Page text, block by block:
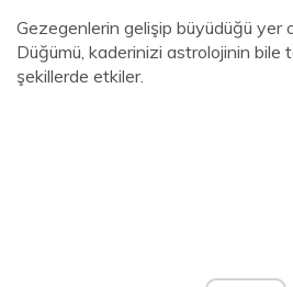
Gezegenlerin gelişip büyüdüğü yer
Düğümü, kaderinizi astrolojinin bile
şekillerde etkiler.